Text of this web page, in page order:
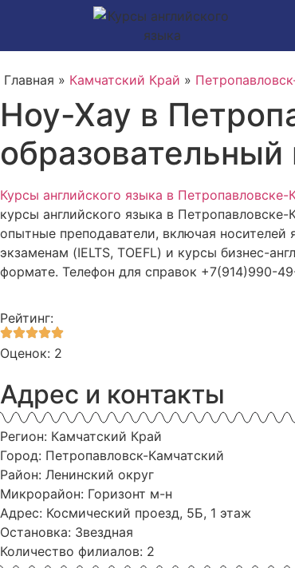
Главная » Камчатский Край »
Ноу-Хау в
образовательный
Курсы английского языка в Петропавловске-
курсы английского языка в
опытные преподаватели, включая
экзаменам (IELTS, TOEFL) и курсы бизнес-
формате. Телефон для справок +7(914)990-
Рейтинг:
Оценок: 2
Адрес и контакты
Регион: Камчатский Край
Город: Петропавловск-Камчатский
Район: Ленинский округ
Микрорайон: Горизонт м-н
Адрес: Космический проезд, 5Б, 1 этаж
Остановка: Звездная
Количество филиалов: 2